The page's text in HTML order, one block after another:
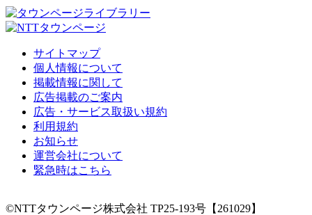
サイトマップ
個人情報について
掲載情報に関して
広告掲載のご案内
広告・サービス取扱い規約
利用規約
お知らせ
運営会社について
緊急時はこちら
©NTTタウンページ株式会社 TP25-193号【261029】